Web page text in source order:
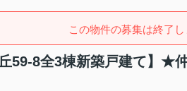
この物件の募集は終了し
丘59-8全3棟新築戸建て】